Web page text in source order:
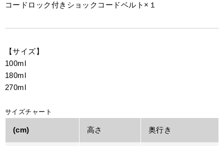
コードロック付きショックコードベルト×１
【サイズ】
100ml
180ml
270ml
サイズチャート
(cm) 高さ 奥行き